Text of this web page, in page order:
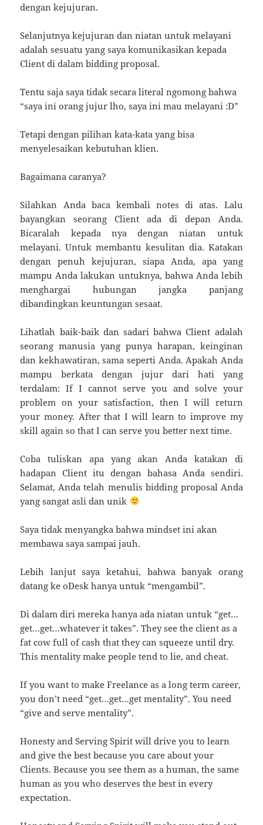
dengan kejujuran.
Selanjutnya kejujuran dan niatan untuk melayani
adalah sesuatu yang saya komunikasikan kepada
Client di dalam bidding proposal.
Tentu saja saya tidak secara literal ngomong bahwa
“saya ini orang jujur lho, saya ini mau melayani :D”
Tetapi dengan pilihan kata-kata yang bisa
menyelesaikan kebutuhan klien.
Bagaimana caranya?
Silahkan Anda baca kembali notes di atas. Lalu
bayangkan seorang Client ada di depan Anda.
Bicaralah kepada nya dengan niatan untuk
melayani. Untuk membantu kesulitan dia. Katakan
dengan penuh kejujuran, siapa Anda, apa yang
mampu Anda lakukan untuknya, bahwa Anda lebih
menghargai hubungan jangka panjang
dibandingkan keuntungan sesaat.
Lihatlah baik-baik dan sadari bahwa Client adalah
seorang manusia yang punya harapan, keinginan
dan kekhawatiran, sama seperti Anda. Apakah Anda
mampu berkata dengan jujur dari hati yang
terdalam: If I cannot serve you and solve your
problem on your satisfaction, then I will return
your money. After that I will learn to improve my
skill again so that I can serve you better next time.
Coba tuliskan apa yang akan Anda katakan di
hadapan Client itu dengan bahasa Anda sendiri.
Selamat, Anda telah menulis bidding proposal Anda
yang sangat asli dan unik
Saya tidak menyangka bahwa mindset ini akan
membawa saya sampai jauh.
Lebih lanjut saya ketahui, bahwa banyak orang
datang ke oDesk hanya untuk “mengambil”.
Di dalam diri mereka hanya ada niatan untuk “get…
get…get…whatever it takes”. They see the client as a
fat cow full of cash that they can squeeze until dry.
This mentality make people tend to lie, and cheat.
If you want to make Freelance as a long term career,
you don’t need “get…get…get mentality”. You need
“give and serve mentality”.
Honesty and Serving Spirit will drive you to learn
and give the best because you care about your
Clients. Because you see them as a human, the same
human as you who deserves the best in every
expectation.